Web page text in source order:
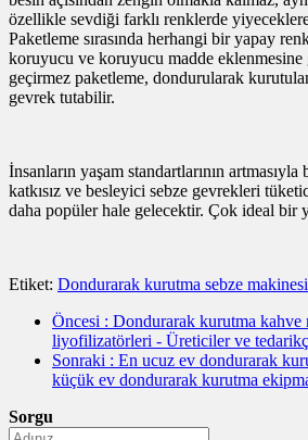
özellikle sevdiği farklı renklerde
Paketleme sırasında herhangi bir yapay
koruyucu ve koruyucu madde
geçirmez paketleme, dondurularak
gevrek tutabilir.
İnsanların yaşam standartlarının
katkısız ve besleyici sebze gevrekleri
daha popüler hale gelecektir. Çok ideal bir
Etiket: Dondurarak kurutma sebze makinesi
Öncesi : ​Dondurarak kurutma kahve
liyofilizatörleri - Üreticiler ve
Sonraki : En ucuz ev dondurarak
küçük ev dondurarak kurutma
Sorgu